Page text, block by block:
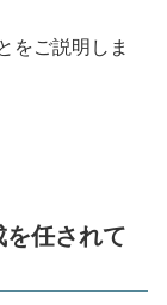
をご説明しま
任されて